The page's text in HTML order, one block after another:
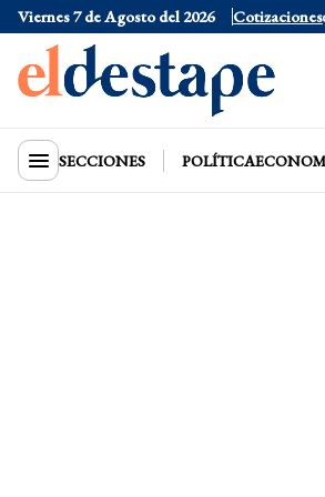
Viernes 7 de Agosto del 2026 Cotizaciones
Dólar Oficial $1520 Dólar Tarjeta
SECCIONES POLÍTICA